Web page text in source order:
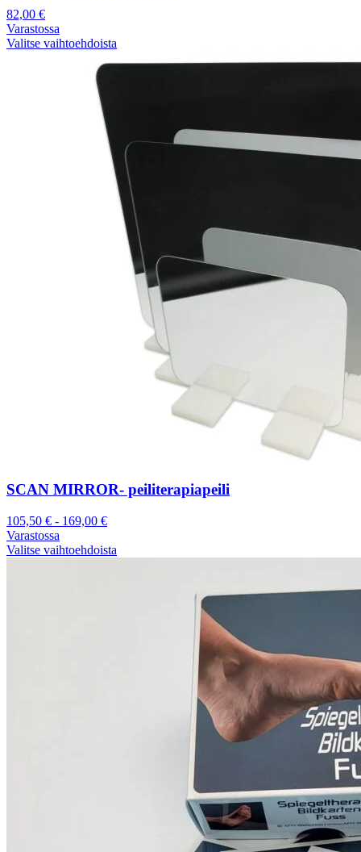
82,00 €
Varastossa
Valitse vaihtoehdoista
SCAN MIRROR- peiliterapiapeili
105,50 € - 169,00 €
Varastossa
Valitse vaihtoehdoista